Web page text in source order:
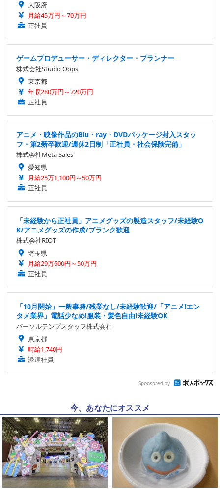
大阪府
月給45万円～70万円
正社員
ゲームプロデューサー・ディレクター・プランナー
株式会社Studio Oops
東京都
年収280万円～720万円
正社員
アニメ・映像作品のBlu・ray・DVDパッケージ封入スタッ
フ・第2新卒歓迎/週休2日制「正社員・社会保険完備」
株式会社Meta Sales
愛知県
月給25万1,100円～50万円
正社員
「未経験から正社員」アニメグッズの製造スタッフ/未経験O
K/アニメグッズの作成/ブランク歓迎
株式会社RIOT
埼玉県
月給29万600円～50万円
正社員
「10月開始」一般事務/残業なし/未経験歓迎/「アニメ!エン
タメ業界」電話少なめ!服装・髪色自由!未経験OK
パーソルテンプスタッフ株式会社
東京都
時給1,740円
派遣社員
Sponsored by
今、あなたにオススメ